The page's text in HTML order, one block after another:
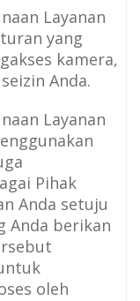
Layanan
yang
kamera,
Anda.
Layanan
Pihak
Anda setuju
Anda berikan
oleh